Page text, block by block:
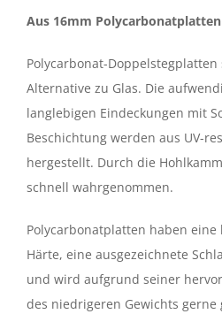
Aus 16mm Polycarbonatplatten
Polycarbonat-
Alternative zu Glas. Die
langlebigen Eindeckungen mit
Beschichtung werden aus UV-
hergestellt. Durch die
schnell wahrgenommen.
Polycarbonatplatten haben eine
Härte, eine ausgezeichnete
und wird aufgrund seiner
des niedrigeren Gewichts gerne